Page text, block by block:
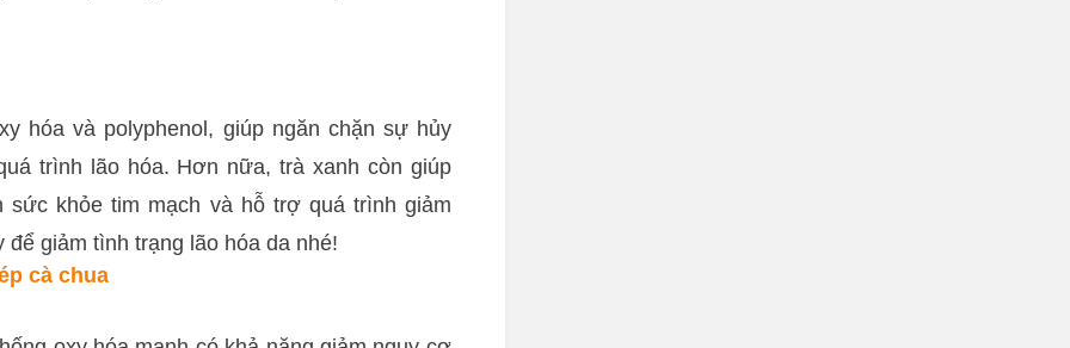
hóa và polyphenol, giúp ngăn chặn sự hủy
trình lão hóa. Hơn nữa, trà xanh còn giúp
khỏe tim mạch và hỗ trợ quá trình giảm
giảm tình trạng lão hóa da nhé!
cà chua